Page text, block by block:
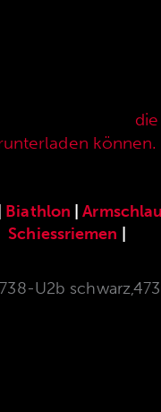
können.
Biathlon |
Schiessriemen
U2b